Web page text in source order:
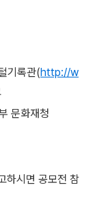
기록관(http://w
문화재청
하시면 공모전 참